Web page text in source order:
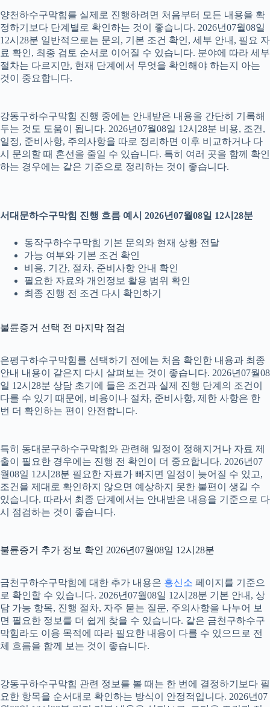
양천하수구막힘를 실제로 진행하려면 처음부터 모든 내용을 확
정하기보다 단계별로 확인하는 것이 좋습니다. 2026년07월08일
12시28분 일반적으로는 문의, 기본 조건 확인, 세부 안내, 필요 자
료 확인, 최종 검토 순서로 이어질 수 있습니다. 분야에 따라 세부
절차는 다르지만, 현재 단계에서 무엇을 확인해야 하는지 아는
것이 중요합니다.
강동구하수구막힘 진행 중에는 안내받은 내용을 간단히 기록해
두는 것도 도움이 됩니다. 2026년07월08일 12시28분 비용, 조건,
일정, 준비사항, 주의사항을 따로 정리하면 이후 비교하거나 다
시 문의할 때 혼선을 줄일 수 있습니다. 특히 여러 곳을 함께 확인
하는 경우에는 같은 기준으로 정리하는 것이 좋습니다.
서대문하수구막힘 진행 흐름 예시 2026년07월08일 12시28분
동작구하수구막힘 기본 문의와 현재 상황 전달
가능 여부와 기본 조건 확인
비용, 기간, 절차, 준비사항 안내 확인
필요한 자료와 개인정보 활용 범위 확인
최종 진행 전 조건 다시 확인하기
불륜증거 선택 전 마지막 점검
은평구하수구막힘를 선택하기 전에는 처음 확인한 내용과 최종
안내 내용이 같은지 다시 살펴보는 것이 좋습니다. 2026년07월08
일 12시28분 상담 초기에 들은 조건과 실제 진행 단계의 조건이
다를 수 있기 때문에, 비용이나 절차, 준비사항, 제한 사항은 한
번 더 확인하는 편이 안전합니다.
특히 동대문구하수구막힘와 관련해 일정이 정해지거나 자료 제
출이 필요한 경우에는 진행 전 확인이 더 중요합니다. 2026년07
월08일 12시28분 필요한 자료가 빠지면 일정이 늦어질 수 있고,
조건을 제대로 확인하지 않으면 예상하지 못한 불편이 생길 수
있습니다. 따라서 최종 단계에서는 안내받은 내용을 기준으로 다
시 점검하는 것이 좋습니다.
불륜증거 추가 정보 확인 2026년07월08일 12시28분
금천구하수구막힘에 대한 추가 내용은 흥신소 페이지를 기준으
로 확인할 수 있습니다. 2026년07월08일 12시28분 기본 안내, 상
담 가능 항목, 진행 절차, 자주 묻는 질문, 주의사항을 나누어 보
면 필요한 정보를 더 쉽게 찾을 수 있습니다. 같은 금천구하수구
막힘라도 이용 목적에 따라 필요한 내용이 다를 수 있으므로 전
체 흐름을 함께 보는 것이 좋습니다.
강동구하수구막힘 관련 정보를 볼 때는 한 번에 결정하기보다 필
요한 항목을 순서대로 확인하는 방식이 안정적입니다. 2026년07